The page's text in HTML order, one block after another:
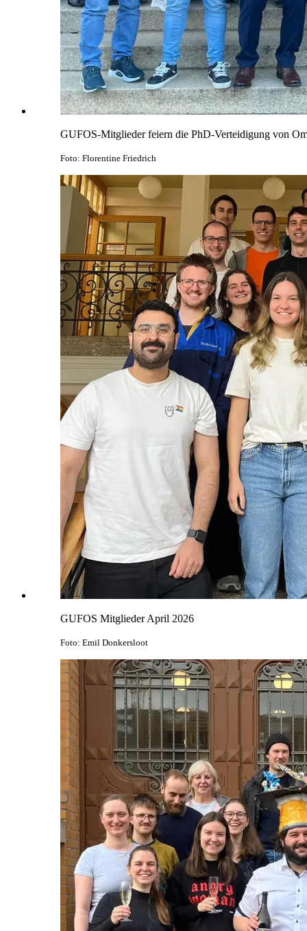
GUFOS-Mitglieder feiern die PhD-Verteidigung von
Foto: Florentine Friedrich
GUFOS Mitglieder April 2026
Foto: Emil Donkersloot